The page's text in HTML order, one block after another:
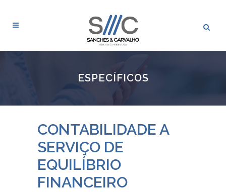
ESPECÍFICOS
CONTABILIDADE A
SERVIÇO DE
EQUILÍBRIO
FINANCEIRO